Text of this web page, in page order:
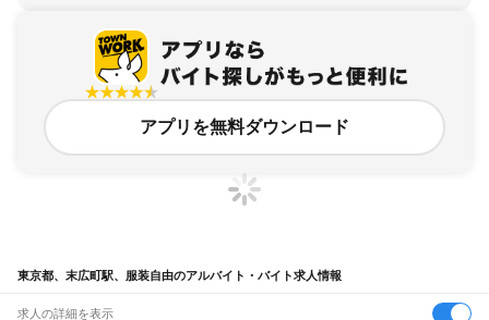
アプリを無料ダウンロード
東京都、末広町駅、服装自由のアルバイト・バイト求人情報
求人の詳細を表示